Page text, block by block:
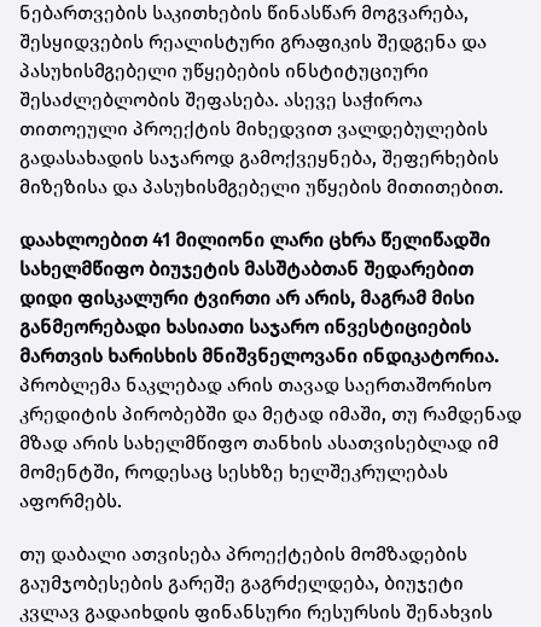
ნებართვების საკითხების წინასწარ მოგვარება,
შესყიდვების რეალისტური გრაფიკის შედგენა და
პასუხისმგებელი უწყებების ინსტიტუციური
შესაძლებლობის შეფასება. ასევე საჭიროა
თითოეული პროექტის მიხედვით ვალდებულების
გადასახადის საჯაროდ გამოქვეყნება, შეფერხების
მიზეზისა და პასუხისმგებელი უწყების მითითებით.
დაახლოებით 41 მილიონი ლარი ცხრა წელიწადში
სახელმწიფო ბიუჯეტის მასშტაბთან შედარებით
დიდი ფისკალური ტვირთი არ არის, მაგრამ მისი
განმეორებადი ხასიათი საჯარო ინვესტიციების
მართვის ხარისხის მნიშვნელოვანი ინდიკატორია.
პრობლემა ნაკლებად არის თავად საერთაშორისო
კრედიტის პირობებში და მეტად იმაში, თუ რამდენად
მზად არის სახელმწიფო თანხის ასათვისებლად იმ
მომენტში, როდესაც სესხზე ხელშეკრულებას
აფორმებს.
თუ დაბალი ათვისება პროექტების მომზადების
გაუმჯობესების გარეშე გაგრძელდება, ბიუჯეტი
კვლავ გადაიხდის ფინანსური რესურსის შენახვის